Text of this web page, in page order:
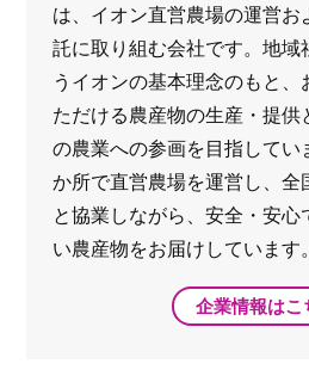
は、イオン直営農場の運営お
託に取り組む会社です。地域
うイオンの基本理念のもと
ただける農産物の生産・提供
の農業への参画を目指してい
か所で直営農場を運営し、
と協業しながら、安全・安心
い農産物をお届けしています。
企業情報はこ